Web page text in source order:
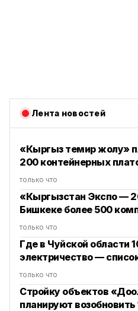
Лента новостей
«Кыргыз темир жолу»
200 контейнерных
только что
«Кыргызстан Экспо —
Бишкеке более 500
только что
Где в Чуйской области
электричество —
только что
Стройку объектов
планируют возобновить